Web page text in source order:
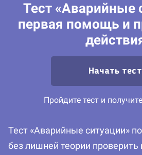
Тест «Аварийные
первая помощь и
Начать тест
Пройдите тест и
Тест «Аварийные ситуации»
без лишней теории проверить